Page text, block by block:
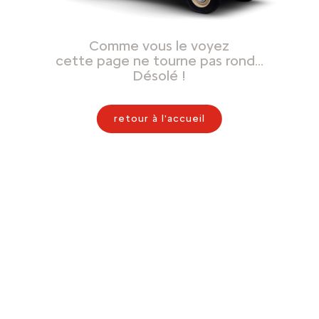
Comme vous le voyez
cette page ne tourne pas rond…
Désolé !
retour à l'accueil